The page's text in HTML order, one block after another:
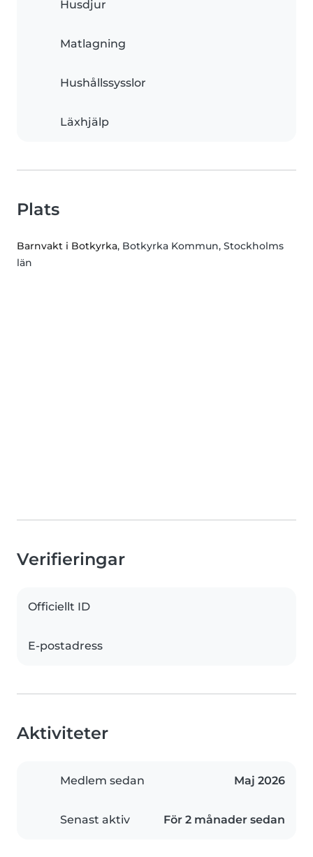
Husdjur
Matlagning
Hushållssysslor
Läxhjälp
Plats
Barnvakt i Botkyrka, Botkyrka Kommun, Stockholms
län
Verifieringar
Officiellt ID
E-postadress
Aktiviteter
Medlem sedan Maj 2026
Senast aktiv För 2 månader sedan